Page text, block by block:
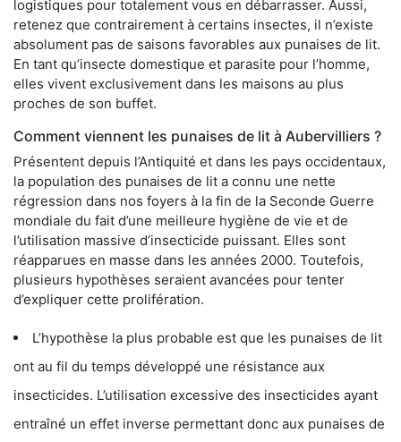
logistiques pour totalement vous en débarrasser. Aussi,
retenez que contrairement à certains insectes, il n’existe
absolument pas de saisons favorables aux punaises de lit.
En tant qu’insecte domestique et parasite pour l’homme,
elles vivent exclusivement dans les maisons au plus
proches de son buffet.
Comment viennent les punaises de lit à Aubervilliers ?
Présentent depuis l’Antiquité et dans les pays occidentaux,
la population des punaises de lit a connu une nette
régression dans nos foyers à la fin de la Seconde Guerre
mondiale du fait d’une meilleure hygiène de vie et de
l’utilisation massive d’insecticide puissant. Elles sont
réapparues en masse dans les années 2000. Toutefois,
plusieurs hypothèses seraient avancées pour tenter
d’expliquer cette prolifération.
L’hypothèse la plus probable est que les punaises de lit
ont au fil du temps développé une résistance aux
insecticides. L’utilisation excessive des insecticides ayant
entraîné un effet inverse permettant donc aux punaises de